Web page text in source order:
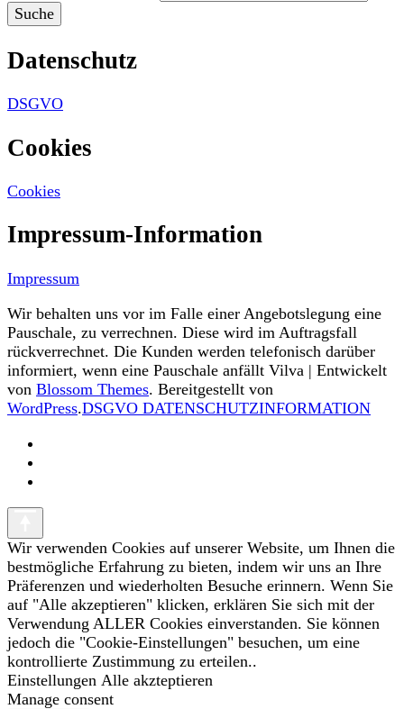
Datenschutz
DSGVO
Cookies
Cookies
Impressum-Information
Impressum
Wir behalten uns vor im Falle einer Angebotslegung eine
Pauschale, zu verrechnen. Diese wird im Auftragsfall
rückverrechnet. Die Kunden werden telefonisch darüber
informiert, wenn eine Pauschale anfällt Vilva | Entwickelt
von Blossom Themes. Bereitgestellt von
WordPress.DSGVO DATENSCHUTZINFORMATION
Wir verwenden Cookies auf unserer Website, um Ihnen die
bestmögliche Erfahrung zu bieten, indem wir uns an Ihre
Präferenzen und wiederholten Besuche erinnern. Wenn Sie
auf "Alle akzeptieren" klicken, erklären Sie sich mit der
Verwendung ALLER Cookies einverstanden. Sie können
jedoch die "Cookie-Einstellungen" besuchen, um eine
kontrollierte Zustimmung zu erteilen..
Einstellungen Alle akzteptieren
Manage consent